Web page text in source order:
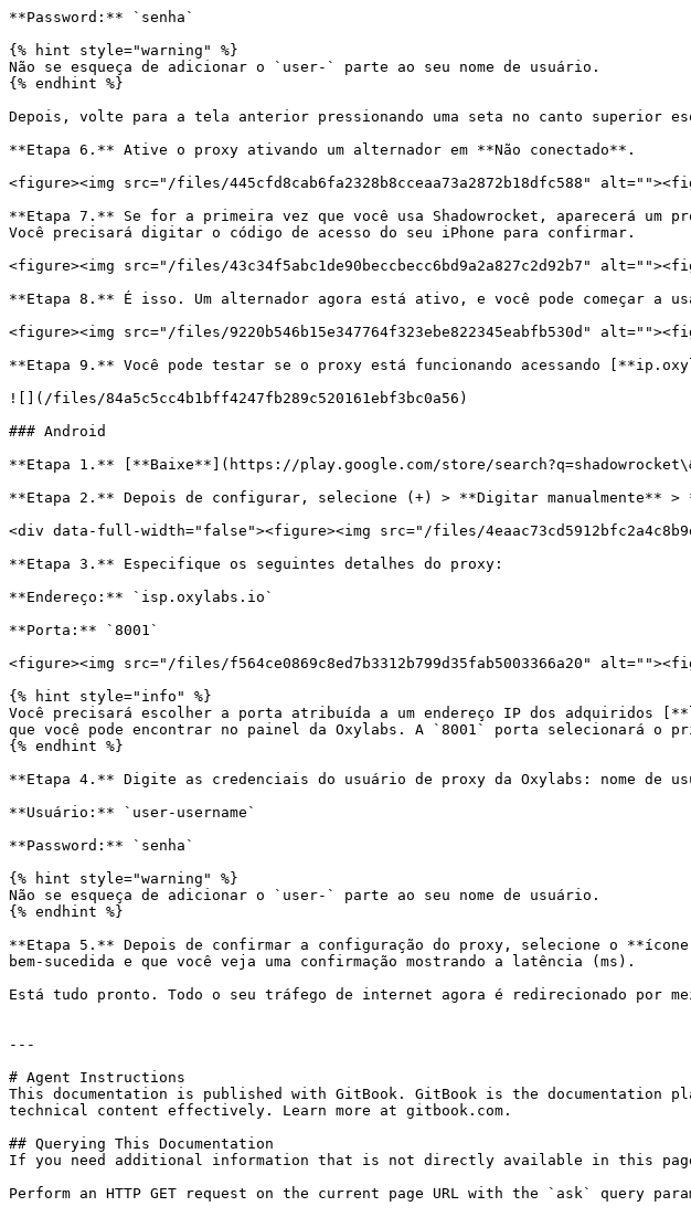
**Password:** `senha`
{% hint style="warning" %}
Não se esqueça de adicionar o `user-` parte ao seu nome de usuário.
{% endhint %}
Depois, volte para a tela anterior pressionando uma seta no canto superior
**Etapa 6.** Ative o proxy ativando um alternador em **Não conectado**.
<figure><img src="/files/445cfd8cab6fa2328b8cceaa73a2872b18dfc588"
**Etapa 7.** Se for a primeira vez que você usa Shadowrocket, aparecerá um
Você precisará digitar o código de acesso do seu iPhone para confirmar.
<figure><img src="/files/43c34f5abc1de90beccbecc6bd9a2a827c2d92b7"
**Etapa 8.** É isso. Um alternador agora está ativo, e você pode começar a
<figure><img src="/files/9220b546b15e347764f323ebe822345eabfb530d"
**Etapa 9.** Você pode testar se o proxy está funcionando acessando
![](/files/84a5c5cc4b1bff4247fb289c520161ebf3bc0a56)
### Android
**Etapa 1.** [**Baixe**](https://play.google.com/store/
**Etapa 2.** Depois de configurar, selecione (+) > **Digitar manualmente** >
<div data-full-width="false"><figure><img src="/files/
**Etapa 3.** Especifique os seguintes detalhes do proxy:
**Endereço:** `isp.oxylabs.io`
**Porta:** `8001`
<figure><img src="/files/f564ce0869c8ed7b3312b799d35fab5003366a20"
{% hint style="info" %}
Você precisará escolher a porta atribuída a um endereço IP dos
que você pode encontrar no painel da Oxylabs. A `8001` porta selecionará
{% endhint %}
**Etapa 4.** Digite as credenciais do usuário de proxy da Oxylabs: nome de
**Usuário:** `user-username`
**Password:** `senha`
{% hint style="warning" %}
Não se esqueça de adicionar o `user-` parte ao seu nome de usuário.
{% endhint %}
**Etapa 5.** Depois de confirmar a configuração do proxy, selecione o
bem-sucedida e que você veja uma confirmação mostrando a latência (ms).
Está tudo pronto. Todo o seu tráfego de internet agora é redirecionado por
---
# Agent Instructions
This documentation is published with GitBook. GitBook is the documentation
technical content effectively. Learn more at gitbook.com.
## Querying This Documentation
If you need additional information that is not directly available in this page,
Perform an HTTP GET request on the current page URL with the `ask` query